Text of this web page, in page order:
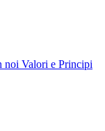
noi Valori e Principi